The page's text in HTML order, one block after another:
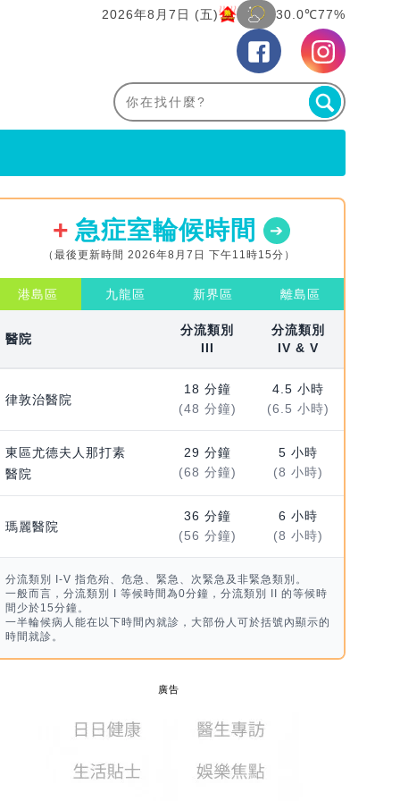
2026年8月7日 (五) 30.0℃77%
急症室輪候時間
（最後更新時間 2026年8月7日 下午11時15分）
港島區 九龍區 新界區 離島區
醫院
分流類別
III
分流類別
IV & V
律敦治醫院
18 分鐘
(48 分鐘)
4.5 小時
(6.5 小時)
東區尤德夫人那打素
醫院
29 分鐘
(68 分鐘)
5 小時
(8 小時)
瑪麗醫院
36 分鐘
(56 分鐘)
6 小時
(8 小時)
分流類別 I-V 指危殆、危急、緊急、次緊急及非緊急類別。
一般而言，分流類別 I 等候時間為0分鐘，分流類別 II 的等候時
間少於15分鐘。
一半輪候病人能在以下時間內就診，大部份人可於括號內顯示的
時間就診。
廣告